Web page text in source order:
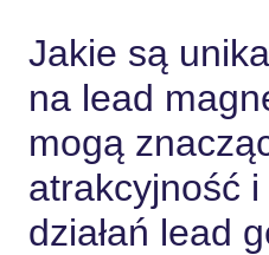
Jakie są
na lead
mogą
atrakcyjność
działań lead